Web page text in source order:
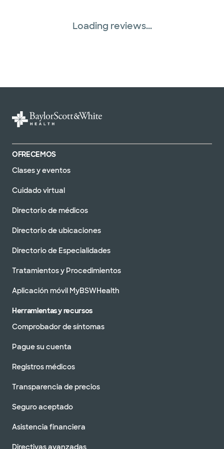
Loading reviews...
OFRECEMOS
Clases y eventos
Cuidado virtual
Directorio de médicos
Directorio de ubicaciones
Directorio de Especialidades
Tratamientos y Procedimientos
Aplicación móvil MyBSWHealth
Herramientas y recursos
Comprobador de síntomas
Pague su cuenta
Registros médicos
Transparencia de precios
Seguro aceptado
Asistencia financiera
Directivas avanzadas